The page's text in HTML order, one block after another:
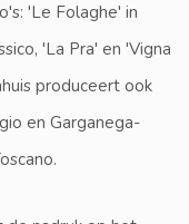
'Le Folaghe' in
'La Pra' en 'Vigna
produceert ook
en Garganega-